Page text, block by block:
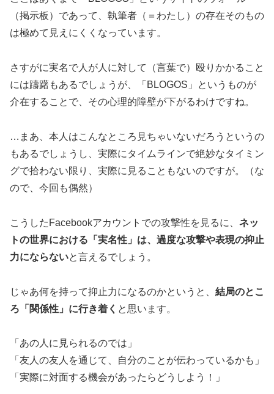
（掲示板）であって、執筆者（＝わたし）の存在そのもの
は極めて見えにくくなっています。
さすがに実名で人が人に対して（言葉で）殴りかかること
には躊躇もあるでしょうが、「BLOGOS」というものが
介在することで、その心理的障壁が下がるわけですね。
…まあ、本人はこんなところ見ちゃいないだろうというの
もあるでしょうし、実際にタイムラインで絶妙なタイミン
グで拾わない限り、実際に見ることもないのですが。（な
ので、今回も偶然）
こうしたFacebookアカウントでの攻撃性を見るに、 ネッ
トの世界における「実名性」は、過度な攻撃や表現の抑止
力にならないと言えるでしょう。
じゃあ何を持って抑止力になるのかというと、 結局のとこ
ろ「関係性」に行き着く と思います。
「あの人に見られるのでは」
「友人の友人を通じて、自分のことが伝わっているかも」
「実際に対面する機会があったらどうしよう！」